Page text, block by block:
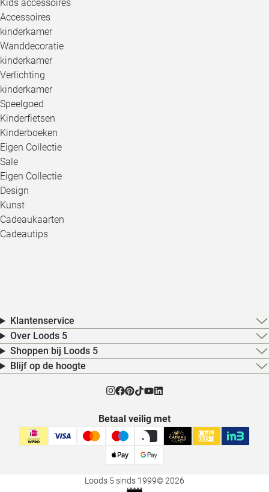
Kids accessoires
Accessoires
kinderkamer
Wanddecoratie
kinderkamer
Verlichting
kinderkamer
Speelgoed
Kinderfietsen
Kinderboeken
Eigen Collectie
Sale
Eigen Collectie
Design
Kunst
Cadeaukaarten
Cadeautips
Klantenservice
Over Loods 5
Shoppen bij Loods 5
Blijf op de hoogte
Betaal veilig met
Loods 5 sinds 1999© 2026